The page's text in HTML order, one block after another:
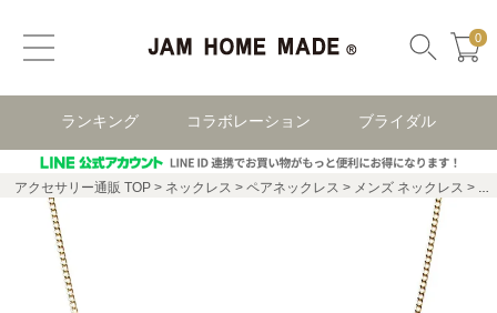
0
ランキング コラボレーション ブライダル
アクセサリー通販 TOP ネックレス ペアネックレス メンズ ネックレス